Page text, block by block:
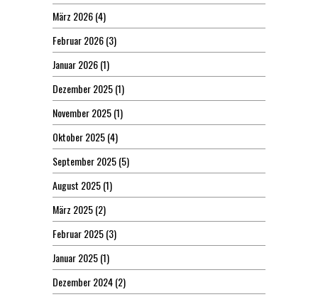
März 2026(4)
Februar 2026(3)
Januar 2026(1)
Dezember 2025(1)
November 2025(1)
Oktober 2025(4)
September 2025(5)
August 2025(1)
März 2025(2)
Februar 2025(3)
Januar 2025(1)
Dezember 2024(2)